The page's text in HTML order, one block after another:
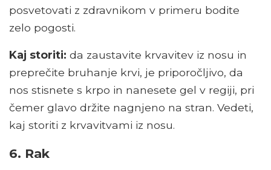
posvetovati z zdravnikom v primeru bodite
zelo pogosti.
Kaj storiti: da zaustavite krvavitev iz nosu in
preprečite bruhanje krvi, je priporočljivo, da
nos stisnete s krpo in nanesete gel v regiji, pri
čemer glavo držite nagnjeno na stran. Vedeti,
kaj storiti z krvavitvami iz nosu.
6. Rak